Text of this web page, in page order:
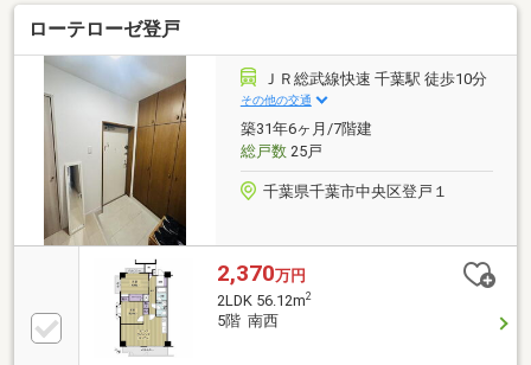
ローテローゼ登戸
ＪＲ総武線快速 千葉駅 徒歩10分
その他の交通
築31年6ヶ月/7階建
総戸数25戸
千葉県千葉市中央区登戸１
2,370万円
2LDK 56.12m2
5階 南西